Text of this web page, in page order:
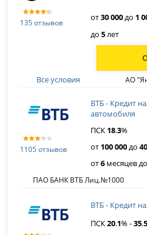
135 отзывов
от30 000до 1
до5лет
Все условия АО
1105 отзывов
ВТБ - Кредит
автомобиля
ПСК 18.3%
от 100 000до
от6 месяцев
ПАО БАНК ВТБ Лиц.№1000
ВТБ - Кредит
ПСК20.1% -35.